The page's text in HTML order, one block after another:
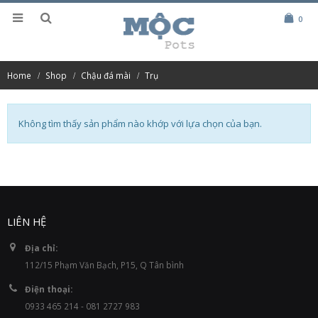
0
Home Shop Chậu đá mài Trụ
Không tìm thấy sản phẩm nào khớp với lựa chọn của bạn.
LIÊN HỆ
Địa chỉ:
112/15 Phạm Văn Bạch, P15, Q Tân bình
Điện thoại:
0933 465 214 - 081 2727 983